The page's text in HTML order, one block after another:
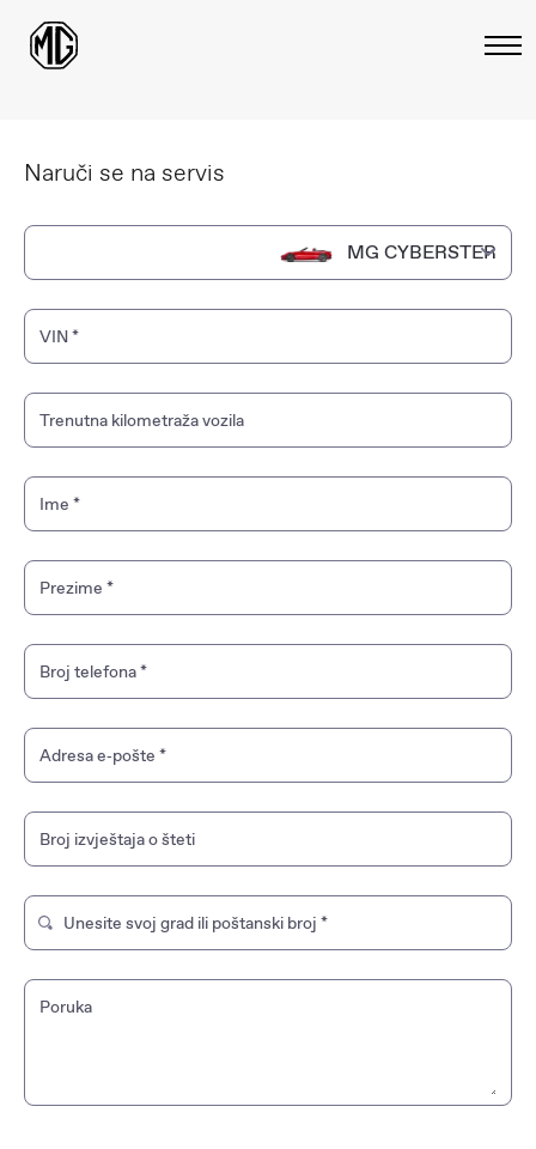
Naruči se na servis
MG CYBERSTER
MG CYBERSTER
MG4
MGS5 EV
MG HS PHEV
MG ZS Hybrid+
MG3 Hybrid+
VIN*
Trenutna kilometraža vozila
Ime *
Prezime *
Broj telefona*
Adresa e‑pošte *
Broj izvještaja o šteti
Upišite kako biste pretražili trgovinu marke. Koristite
Unesite svoj grad ili poštanski broj *
Poruka